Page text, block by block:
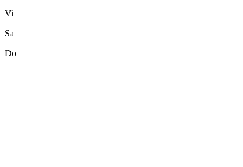
Vi
Sa
Do